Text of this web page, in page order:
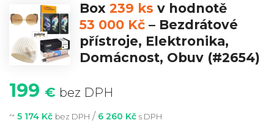
Box 239 ks v hodnotě
53 000 Kč – Bezdrátové
přístroje, Elektronika,
Domácnost, Obuv (#2654)
199 € bez DPH
~ 5 174 Kč bez DPH / 6 260 Kč s DPH